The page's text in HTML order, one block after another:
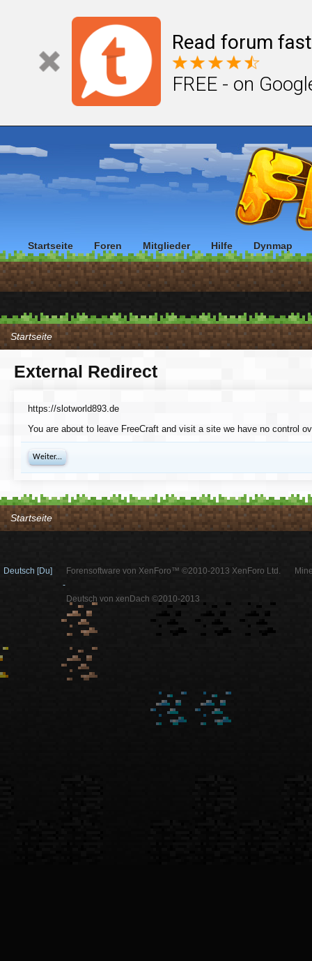
Read forum
FREE - on
Startseite
External Redirect
https://slotworld893.de
You are about to leave FreeCraft and visit a site we have no control
Weiter...
Startseite
Startseite Foren Mitglieder Hilfe Dynmap
Deutsch [Du]
Forensoftware von XenForo™ ©2010-2013 XenForo Ltd.
-
Deutsch von xenDach ©2010-2013